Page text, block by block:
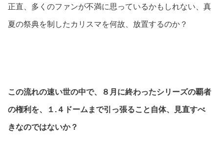
正直、多くのファンが不満に思っているかもしれない、真
夏の祭典を制したカリスマを何故、放置するのか？
この流れの速い世の中で、８月に終わったシリーズの覇者
の権利を、１.４ドームまで引っ張ること自体、見直すべ
きなのではないか？